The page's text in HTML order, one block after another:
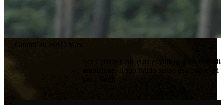
Guarda su HBO Max
Ser Criston Cole è un cavaliere della
ambizione. Il suo rigido senso dell’onore